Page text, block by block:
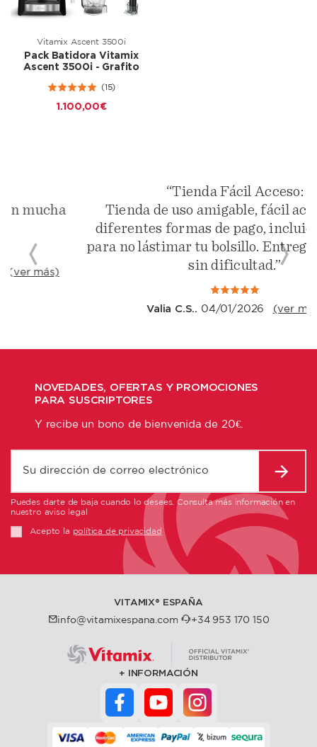
Vitamix Ascent 3500i
Pack Batidora Vitamix
Ascent 3500i - Grafito
(15)
1.100,00 €
“Tienda Fácil Acceso:
Tienda de uso amigable, fácil acceso, con
diferentes formas de pago, incluido a plazos
para no lástimar tu bolsillo. Entrega a tiempo y
sin dificultad.”
04/01/2026 (ver más)
NOVEDADES, OFERTAS Y PROMOCIONES
PARA SUSCRIPTORES
Y recibe un bono de bienvenida de 20€.
Puedes darte de baja cuando lo desees. Consulta más información en
nuestro aviso legal
Acepto la política de privacidad
VITAMIX®️ ESPAÑA
info@vitamixespana.com +34 953 170 150
INFORMACIÓN